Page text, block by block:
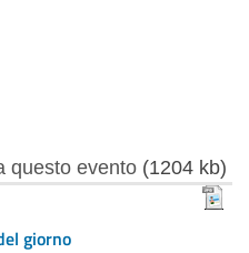
questo evento (1204 kb)
giorno